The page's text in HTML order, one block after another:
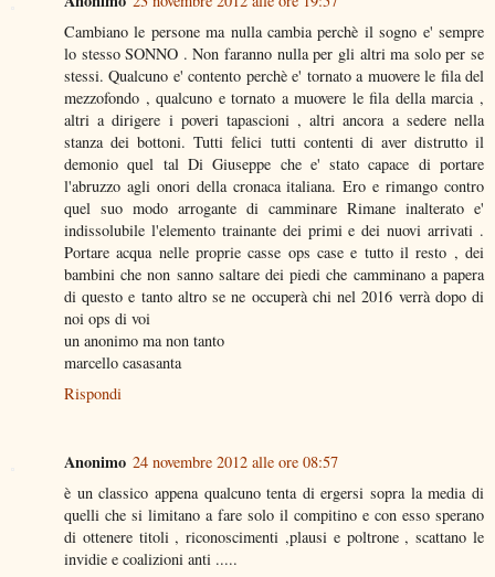
Cambiano le persone ma nulla cambia perchè il sogno e' sempre
lo stesso SONNO . Non faranno nulla per gli altri ma solo per se
stessi. Qualcuno e' contento perchè e' tornato a muovere le fila del
mezzofondo , qualcuno e tornato a muovere le fila della marcia ,
altri a dirigere i poveri tapascioni , altri ancora a sedere nella
stanza dei bottoni. Tutti felici tutti contenti di aver distrutto il
demonio quel tal Di Giuseppe che e' stato capace di portare
l'abruzzo agli onori della cronaca italiana. Ero e rimango contro
quel suo modo arrogante di camminare Rimane inalterato e'
indissolubile l'elemento trainante dei primi e dei nuovi arrivati .
Portare acqua nelle proprie casse ops case e tutto il resto , dei
bambini che non sanno saltare dei piedi che camminano a papera
di questo e tanto altro se ne occuperà chi nel 2016 verrà dopo di
noi ops di voi
un anonimo ma non tanto
marcello casasanta
Rispondi
Anonimo 24 novembre 2012 alle ore 08:57
è un classico appena qualcuno tenta di ergersi sopra la media di
quelli che si limitano a fare solo il compitino e con esso sperano
di ottenere titoli , riconoscimenti ,plausi e poltrone , scattano le
invidie e coalizioni anti .....